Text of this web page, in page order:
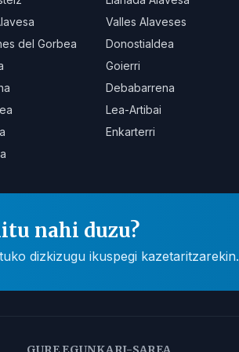
Valles Alaveses
del Gorbea
Donostialdea
Goierri
Debabarrena
Lea-Artibai
Enkarterri
nahi duzu?
dizkizugu ikuspegi kazetaritzarekin.